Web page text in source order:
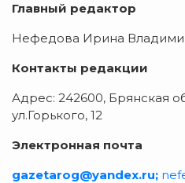
Главный редактор
Нефедова Ирина
Контакты редакции
Адрес: 242600, Брянская
ул.Горького, 12
Электронная почта
gazetarog@yandex.ru;